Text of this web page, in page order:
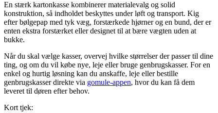
En stærk kartonkasse kombinerer materialevalg og solid
konstruktion, så indholdet beskyttes under løft og transport. Kig
efter bølgepap med tyk væg, forstærkede hjørner og en bund, der er
enten ekstra forstærket eller designet til at bære vægten uden at
bukke.
Når du skal vælge kasser, overvej hvilke størrelser der passer til dine
ting, og om du vil købe nye, leje eller bruge genbrugskasser. For en
enkel og hurtig løsning kan du anskaffe, leje eller bestille
genbrugskasser direkte via gomule-appen, hvor du kan få dem
leveret til døren efter behov.
Kort tjek: